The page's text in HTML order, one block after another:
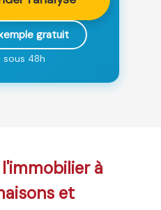
gratuit
sous 48h
à
et